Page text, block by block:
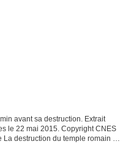
avant sa destruction. Extrait
le 22 mai 2015. Copyright CNES
destruction du temple romain de